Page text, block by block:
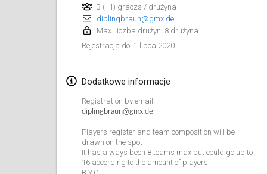
3 (+1) graczs / drużyna
diplingbraun@gmx.de
Max. liczba drużyn: 8 drużyna
Rejestracja do: 1 lipca 2020
Dodatkowe informacje
Registration by email:
diplingbraun@gmx.de
Players register and team composition will be
drawn on the spot
It has always been 8 teams max but could go up to
16 according to the amount of players
B.Y.O
luty 2020
Open de l'Ourse
Möl'Krêpes
1 lut 2020|Francja
Liekki Cup
1 lut 2020|Finlandia